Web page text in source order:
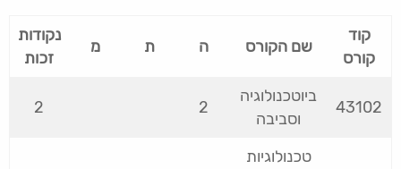
קוד
קורס
שם הקורס ה ת מ
נקודות
זכות
43102
ביוטכנולוגיה
וסביבה
2
2
טכנולוגיות